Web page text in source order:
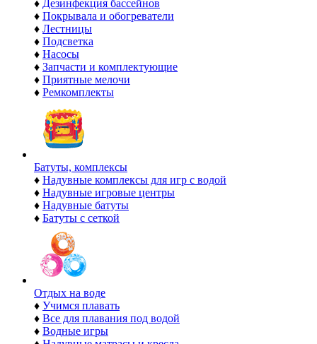
♦ Дезинфекция бассейнов
♦ Покрывала и обогреватели
♦ Лестницы
♦ Подсветка
♦ Насосы
♦ Запчасти и комплектующие
♦ Приятные мелочи
♦ Ремкомплекты
Батуты, комплексы
♦ Надувные комплексы для игр с водой
♦ Надувные игровые центры
♦ Надувные батуты
♦ Батуты с сеткой
Отдых на воде
♦ Учимся плавать
♦ Все для плавания под водой
♦ Водные игры